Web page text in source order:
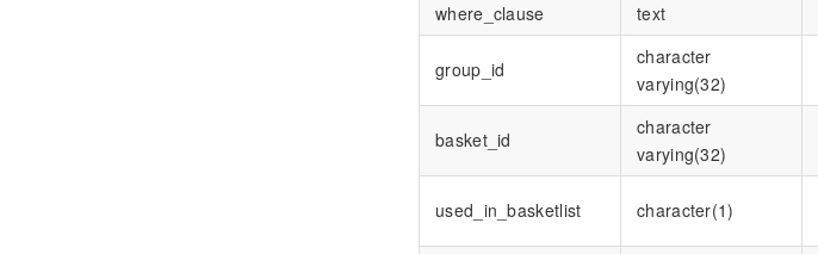
where_clause
text
group_id
character
varying(32)
basket_id
character
varying(32)
used_in_basketlist character(1)